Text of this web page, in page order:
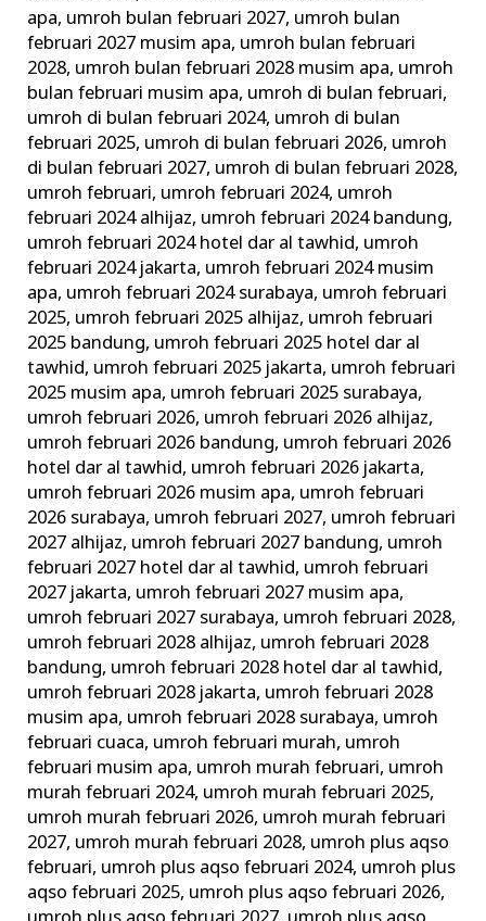
apa, umroh bulan februari 2027, umroh bulan
februari 2027 musim apa, umroh bulan februari
2028, umroh bulan februari 2028 musim apa, umroh
bulan februari musim apa, umroh di bulan februari,
umroh di bulan februari 2024, umroh di bulan
februari 2025, umroh di bulan februari 2026, umroh
di bulan februari 2027, umroh di bulan februari 2028,
umroh februari, umroh februari 2024, umroh
februari 2024 alhijaz, umroh februari 2024 bandung,
umroh februari 2024 hotel dar al tawhid, umroh
februari 2024 jakarta, umroh februari 2024 musim
apa, umroh februari 2024 surabaya, umroh februari
2025, umroh februari 2025 alhijaz, umroh februari
2025 bandung, umroh februari 2025 hotel dar al
tawhid, umroh februari 2025 jakarta, umroh februari
2025 musim apa, umroh februari 2025 surabaya,
umroh februari 2026, umroh februari 2026 alhijaz,
umroh februari 2026 bandung, umroh februari 2026
hotel dar al tawhid, umroh februari 2026 jakarta,
umroh februari 2026 musim apa, umroh februari
2026 surabaya, umroh februari 2027, umroh februari
2027 alhijaz, umroh februari 2027 bandung, umroh
februari 2027 hotel dar al tawhid, umroh februari
2027 jakarta, umroh februari 2027 musim apa,
umroh februari 2027 surabaya, umroh februari 2028,
umroh februari 2028 alhijaz, umroh februari 2028
bandung, umroh februari 2028 hotel dar al tawhid,
umroh februari 2028 jakarta, umroh februari 2028
musim apa, umroh februari 2028 surabaya, umroh
februari cuaca, umroh februari murah, umroh
februari musim apa, umroh murah februari, umroh
murah februari 2024, umroh murah februari 2025,
umroh murah februari 2026, umroh murah februari
2027, umroh murah februari 2028, umroh plus aqso
februari, umroh plus aqso februari 2024, umroh plus
aqso februari 2025, umroh plus aqso februari 2026,